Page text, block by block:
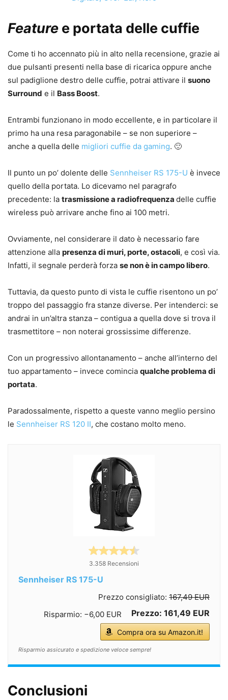
Feature e portata delle cuffie
Come ti ho accennato più in alto nella recensione, grazie ai
due pulsanti presenti nella base di ricarica oppure anche
sul padiglione destro delle cuffie, potrai attivare il suono
Surround e il Bass Boost.
Entrambi funzionano in modo eccellente, e in particolare il
primo ha una resa paragonabile – se non superiore –
anche a quella delle migliori cuffie da gaming. 🙂
Il punto un po’ dolente delle Sennheiser RS 175-U è invece
quello della portata. Lo dicevamo nel paragrafo
precedente: la trasmissione a radiofrequenza delle cuffie
wireless può arrivare anche fino ai 100 metri.
Ovviamente, nel considerare il dato è necessario fare
attenzione alla presenza di muri, porte, ostacoli, e così via.
Infatti, il segnale perderà forza se non è in campo libero.
Tuttavia, da questo punto di vista le cuffie risentono un po’
troppo del passaggio fra stanze diverse. Per intenderci: se
andrai in un’altra stanza – contigua a quella dove si trova il
trasmettitore – non noterai grossissime differenze.
Con un progressivo allontanamento – anche all’interno del
tuo appartamento – invece comincia qualche problema di
portata.
Paradossalmente, rispetto a queste vanno meglio persino
le Sennheiser RS 120 II, che costano molto meno.
3.358 Recensioni
Sennheiser RS 175-U
Prezzo consigliato: 167,49 EUR
Risparmio: −6,00 EUR
Prezzo: 161,49 EUR
Compra ora su Amazon.it!
Risparmio assicurato e spedizione veloce sempre!
Conclusioni